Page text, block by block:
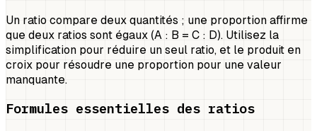
Un ratio compare deux quantités ; une proportion affirme
que deux ratios sont égaux (A : B = C : D). Utilisez la
simplification pour réduire un seul ratio, et le produit en
croix pour résoudre une proportion pour une valeur
manquante.
Formules essentielles des ratios